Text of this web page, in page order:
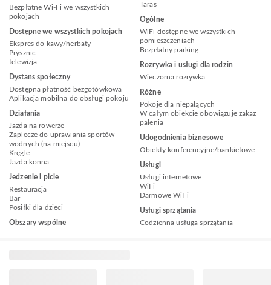
Bezpłatne Wi-Fi we wszystkich
pokojach
Dostępne we wszystkich pokojach
Ekspres do kawy/herbaty
Prysznic
telewizja
Dystans społeczny
Dostępna płatność bezgotówkowa
Aplikacja mobilna do obsługi pokoju
Działania
Jazda na rowerze
Zaplecze do uprawiania sportów
wodnych (na miejscu)
Kręgle
Jazda konna
Jedzenie i picie
Restauracja
Bar
Posiłki dla dzieci
Obszary wspólne
Taras
Ogólne
WiFi dostępne we wszystkich
pomieszczeniach
Bezpłatny parking
Rozrywka i usługi dla rodzin
Wieczorna rozrywka
Różne
Pokoje dla niepalących
W całym obiekcie obowiązuje zakaz
palenia
Udogodnienia biznesowe
Obiekty konferencyjne/bankietowe
Usługi
Usługi internetowe
WiFi
Darmowe WiFi
Usługi sprzątania
Codzienna usługa sprzątania